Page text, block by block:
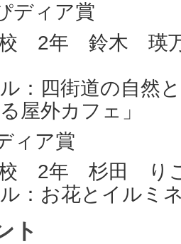
ディア賞
校 2年 鈴木 瑛
：四街道の自然
屋外カフェ」
ィア賞
校 2年 杉田 り
：お花とイルミ
ト